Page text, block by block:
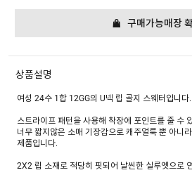
구매가능매장
상품설명
여성 24수 1합 12GG의 U넥 립 골지 스웨터입니다.
스트라이프 패턴을 사용해 착장에 포인트를 줄 수
너무 짧지않은 소매 기장감으로 캐주얼룩 뿐 아니
제품입니다.
2X2 립 소재로 적당히 핏되어 날씬한 실루엣으로